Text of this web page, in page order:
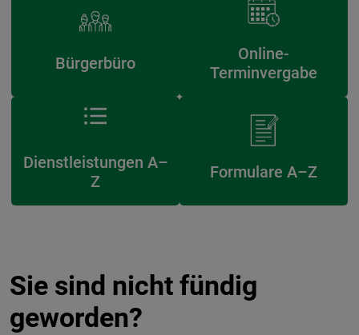
Bürgerbüro
Online-
Terminvergabe
Dienstleistungen A–
Z
Formulare A–Z
Sie sind nicht fündig
geworden?